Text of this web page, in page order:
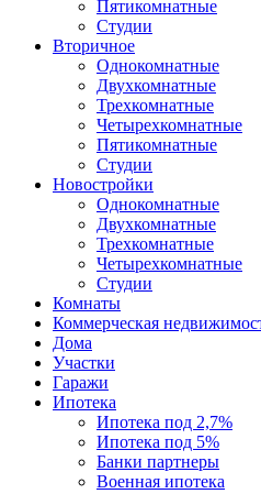
Пятикомнатные
Студии
Вторичное
Однокомнатные
Двухкомнатные
Трехкомнатные
Четырехкомнатные
Пятикомнатные
Студии
Новостройки
Однокомнатные
Двухкомнатные
Трехкомнатные
Четырехкомнатные
Студии
Комнаты
Коммерческая
Дома
Участки
Гаражи
Ипотека
Ипотека под 2,7%
Ипотека под 5%
Банки партнеры
Военная ипотека